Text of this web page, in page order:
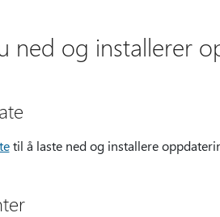
ned og installerer
til å laste ned og installere